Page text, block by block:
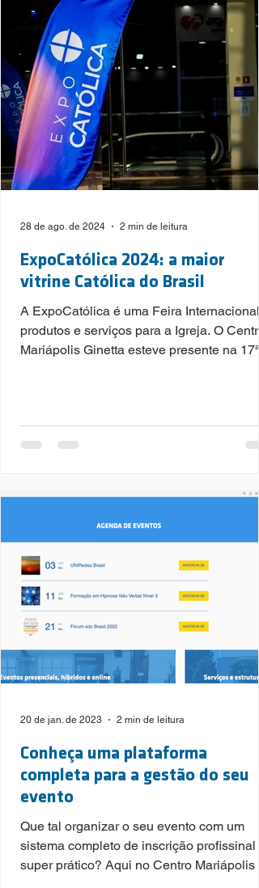
ExpoCatólica 2024: a maior
vitrine Católica do Brasil
A ExpoCatólica é uma Feira Internacional
produtos e serviços para a Igreja. O Centro
Mariápolis Ginetta esteve presente na 17ª
28 de ago. de 2024 2 min de leitura
Conheça uma plataforma
completa para a gestão do seu
evento
Que tal organizar o seu evento com um
sistema completo de inscrição profissinal e
super prático? Aqui no Centro Mariápolis é
20 de jan. de 2023 2 min de leitura